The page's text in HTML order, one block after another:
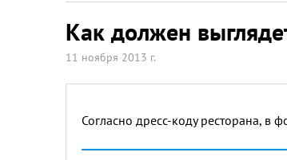
Как должен
11 ноября 2013 г.
Согласно дресс-коду ресторана, в